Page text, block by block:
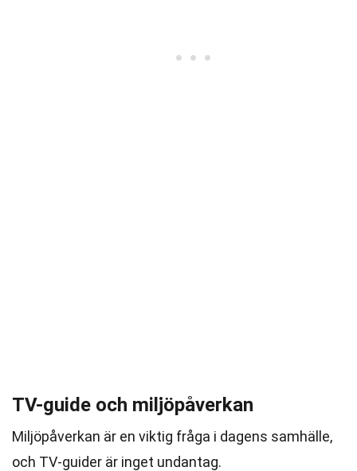
TV-guide och miljöpåverkan
Miljöpåverkan är en viktig fråga i dagens samhälle,
och TV-guider är inget undantag.